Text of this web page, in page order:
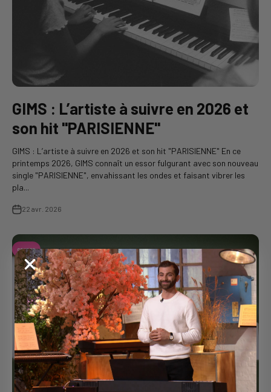
GIMS : L’artiste à suivre en 2026 et
son hit "PARISIENNE"
GIMS : L’artiste à suivre en 2026 et son hit "PARISIENNE" En ce
printemps 2026, GIMS connaît un essor fulgurant avec son nouveau
single "PARISIENNE", envahissant les ondes et faisant vibrer les
pla...
22 avr. 2026
covers